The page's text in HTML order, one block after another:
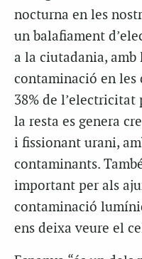
nocturna en les
un balafiament
a la ciutadania, amb
contaminació en les
38% de l’electricitat
la resta es genera
i fissionant urani,
contaminants.
important per als
contaminació
ens deixa veure el